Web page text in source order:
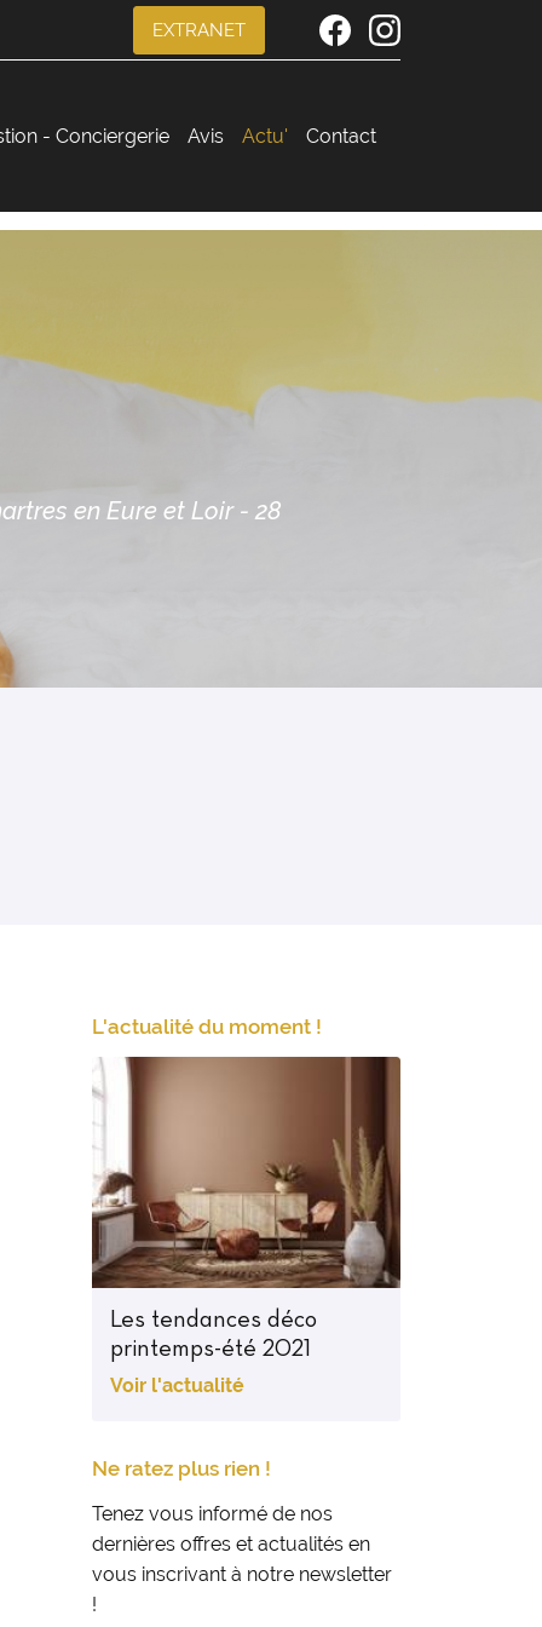
EXTRANET
- Conciergerie Avis Actu' Contact
en Eure et Loir - 28
L'actualité du moment !
Les tendances déco
printemps-été 2021
Voir l'actualité
Ne ratez plus rien !
Tenez vous informé de nos
dernières offres et actualités en
vous inscrivant à notre newsletter
!